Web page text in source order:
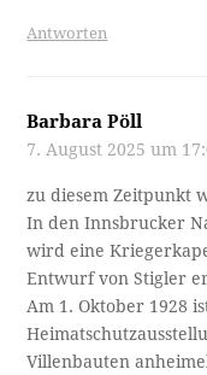
Antworten
Barbara Pöll
7. August 2025 um
zu diesem Zeitpunkt
In den Innsbrucker
wird eine
Entwurf von Stigler
Am 1. Oktober 1928
Villenbauten